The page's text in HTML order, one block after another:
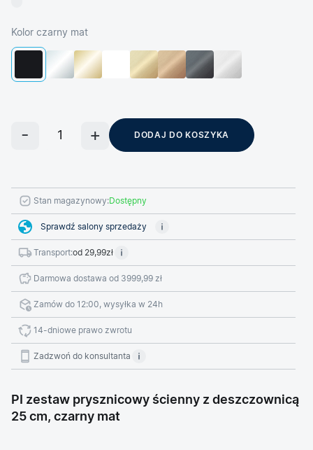
Kolor czarny mat
DODAJ DO KOSZYKA
Stan magazynowy:Dostępny
Sprawdź salony sprzedaży
Transport:od 29,99zł
Darmowa dostawa od 3999,99 zł
Zamów do 12:00, wysyłka w 24h
14-dniowe prawo zwrotu
Zadzwoń do konsultanta
PI zestaw prysznicowy ścienny z deszczownicą
25 cm, czarny mat